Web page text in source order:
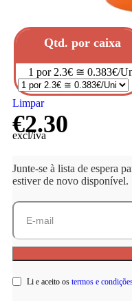
Qtd. por caixa
1 por 2.3€ ≅ 0.383€/
Limpar
€2.30
excl/iva
Junte-se à lista de espera
estiver de novo disponível.
Li e aceito os termos e